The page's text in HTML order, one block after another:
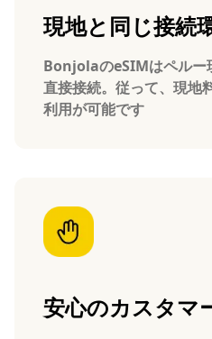
現地と同じ接続
BonjolaのeSIMはペルー
直接接続。従って、現地
利用が可能です
安心のカスタマ